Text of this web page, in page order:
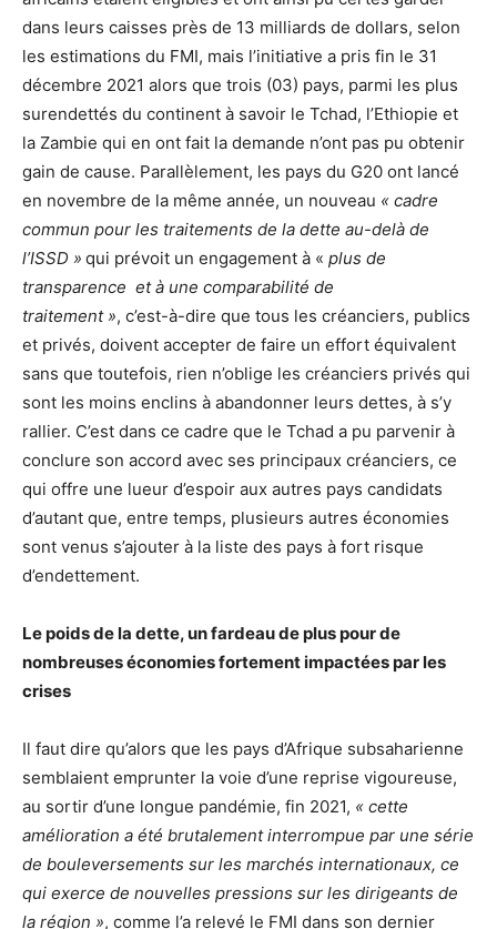
dans leurs caisses près de 13 milliards de dollars, selon
les estimations du FMI, mais l’initiative a pris fin le 31
décembre 2021 alors que trois (03) pays, parmi les plus
surendettés du continent à savoir le Tchad, l’Ethiopie et
la Zambie qui en ont fait la demande n’ont pas pu obtenir
gain de cause. Parallèlement, les pays du G20 ont lancé
en novembre de la même année, un nouveau « cadre
commun pour les traitements de la dette au-delà de
l’ISSD » qui prévoit un engagement à « plus de
transparence et à une comparabilité de
traitement », c’est-à-dire que tous les créanciers, publics
et privés, doivent accepter de faire un effort équivalent
sans que toutefois, rien n’oblige les créanciers privés qui
sont les moins enclins à abandonner leurs dettes, à s’y
rallier. C’est dans ce cadre que le Tchad a pu parvenir à
conclure son accord avec ses principaux créanciers, ce
qui offre une lueur d’espoir aux autres pays candidats
d’autant que, entre temps, plusieurs autres économies
sont venus s’ajouter à la liste des pays à fort risque
d’endettement.
Le poids de la dette, un fardeau de plus pour de
nombreuses économies fortement impactées par les
crises
Il faut dire qu’alors que les pays d’Afrique subsaharienne
semblaient emprunter la voie d’une reprise vigoureuse,
au sortir d’une longue pandémie, fin 2021, « cette
amélioration a été brutalement interrompue par une série
de bouleversements sur les marchés internationaux, ce
qui exerce de nouvelles pressions sur les dirigeants de
la région », comme l’a relevé le FMI dans son dernier